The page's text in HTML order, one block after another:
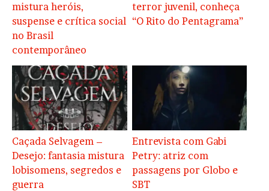
mistura heróis,
suspense e crítica social
no Brasil
contemporâneo
terror juvenil, conheça
“O Rito do Pentagrama”
Caçada Selvagem –
Desejo: fantasia mistura
lobisomens, segredos e
guerra
Entrevista com Gabi
Petry: atriz com
passagens por Globo e
SBT